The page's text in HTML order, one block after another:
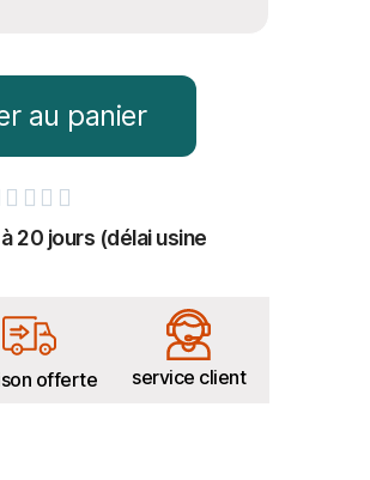
au panier
   
20 jours (délai usine
offerte service client